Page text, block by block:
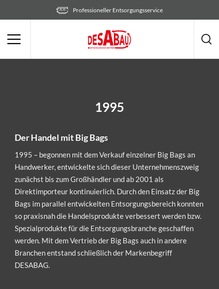
Professioneller Entsorgungsservice
1995
Der Handel mit Big Bags
1995 – begonnen mit dem Verkauf einzelner Big Bags an
Handwerker, entwickelte sich dieser Unternehmenszweig
zunächst bis zum Großhändler und ab 2001 als
Direktimporteur kontinuierlich. Durch den Einsatz der Big
Bags im parallel entwickelten Entsorgungsbereich konnten
so praxisnah die Handelsprodukte verbessert werden bzw.
Spezialprodukte für die Entsorgungsbranche geschaffen
werden. Mit dem Vertrieb der Big Bags auch in andere
Branchen entstand schließlich der Markenbegriff
DESABAG.